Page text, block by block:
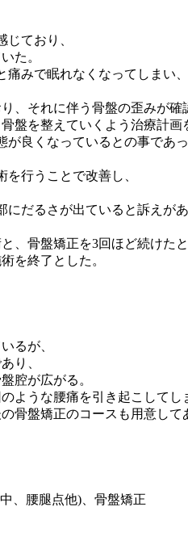
ており、
た。
みで眠れなくなってしまい、
、それに伴う骨盤の歪みが確
盤を整えていくよう治療計画
良くなっているとの事であっ
行うことで改善し、
だるさが出ていると訴えがあ
、骨盤矯正を3回ほど続けたと
を終了とした。
るが、
り、
腔が広がる。
ような腰痛を引き起こしてし
骨盤矯正のコースも用意して
、腰腿点他)、骨盤矯正